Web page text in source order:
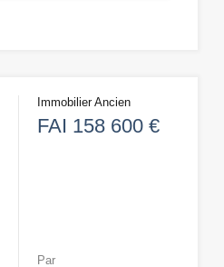
Immobilier Ancien
FAI 158 600 €
Par